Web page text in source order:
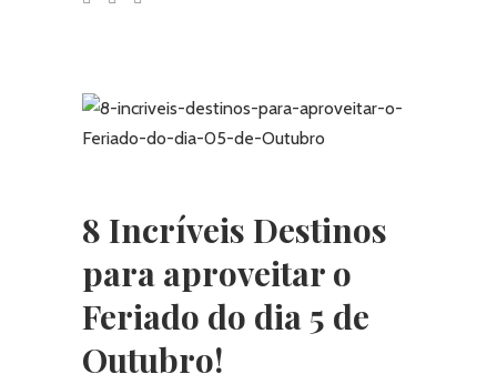
8 Incríveis Destinos
para aproveitar o
Feriado do dia 5 de
Outubro!